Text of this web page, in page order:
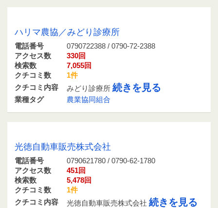
ハリマ農協／みどり診療所
電話番号
0790722388 / 0790-72-2388
アクセス数
330回
検索数
7,055回
クチコミ数
1件
クチコミ内容
みどり診療所 続きを見る
業種タグ 農業協同組合
光徳自動車販売株式会社
電話番号
0790621780 / 0790-62-1780
アクセス数
451回
検索数
5,478回
クチコミ数
1件
クチコミ内容
光徳自動車販売株式会社 続きを見る